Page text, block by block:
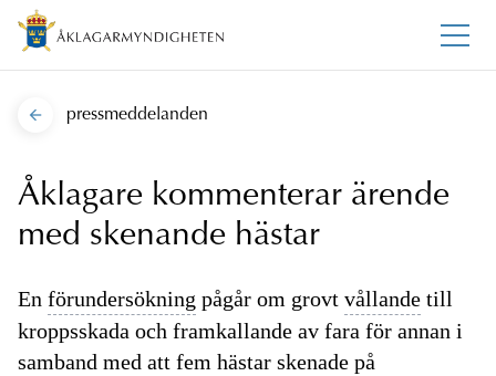
pressmeddelanden
Åklagare kommenterar ärende
med skenande hästar
En förundersökning pågår om grovt vållande till
kroppsskada och framkallande av fara för annan i
samband med att fem hästar skenade på